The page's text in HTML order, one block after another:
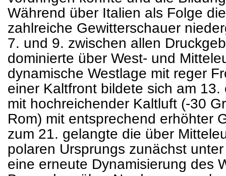
Während über Italien als Folge
zahlreiche Gewitterschauer
7. und 9. zwischen allen
dominierte über West- und
dynamische Westlage mit reger
einer Kaltfront bildete sich am
mit hochreichender Kaltluft (-30
Rom) mit entsprechend erhöhter
zum 21. gelangte die über
polaren Ursprungs zunächst
eine erneute Dynamisierung des